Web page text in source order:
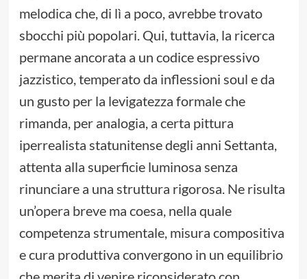
melodica che, di lì a poco, avrebbe trovato
sbocchi più popolari. Qui, tuttavia, la ricerca
permane ancorata a un codice espressivo
jazzistico, temperato da inflessioni soul e da
un gusto per la levigatezza formale che
rimanda, per analogia, a certa pittura
iperrealista statunitense degli anni Settanta,
attenta alla superficie luminosa senza
rinunciare a una struttura rigorosa. Ne risulta
un’opera breve ma coesa, nella quale
competenza strumentale, misura compositiva
e cura produttiva convergono in un equilibrio